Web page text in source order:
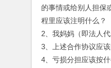
的事情或给别人担保
程里应该注明什么？
2、我妈妈（即法人
3、上述合作协议应
4、亏损分担应该按